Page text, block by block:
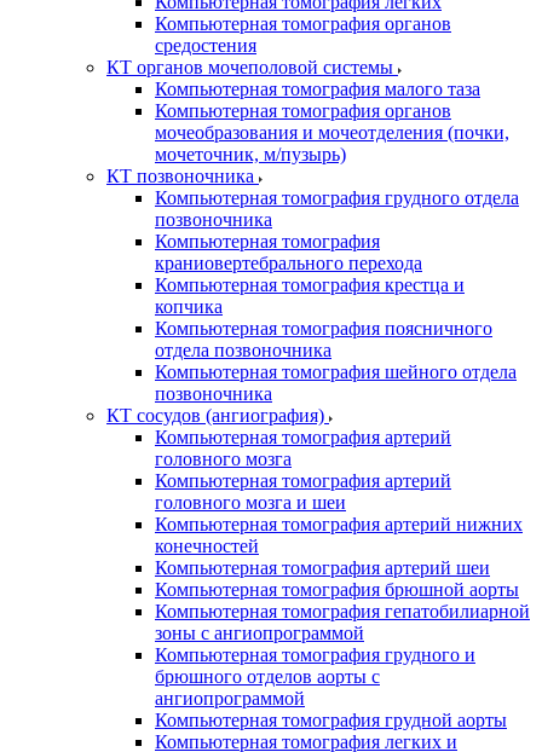
Компьютерная томография органов
средостения
КТ органов мочеполовой системы
Компьютерная томография малого таза
Компьютерная томография органов
мочеобразования и мочеотделения (почки,
мочеточник, м/пузырь)
КТ позвоночника
Компьютерная томография грудного отдела
позвоночника
Компьютерная томография
краниовертебрального перехода
Компьютерная томография крестца и
копчика
Компьютерная томография поясничного
отдела позвоночника
Компьютерная томография шейного отдела
позвоночника
КТ сосудов (ангиография)
Компьютерная томография артерий
головного мозга
Компьютерная томография артерий
головного мозга и шеи
Компьютерная томография артерий нижних
конечностей
Компьютерная томография артерий шеи
Компьютерная томография брюшной аорты
Компьютерная томография гепатобилиарной
зоны с ангиопрограммой
Компьютерная томография грудного и
брюшного отделов аорты с
ангиопрограммой
Компьютерная томография грудной аорты
Компьютерная томография легких и